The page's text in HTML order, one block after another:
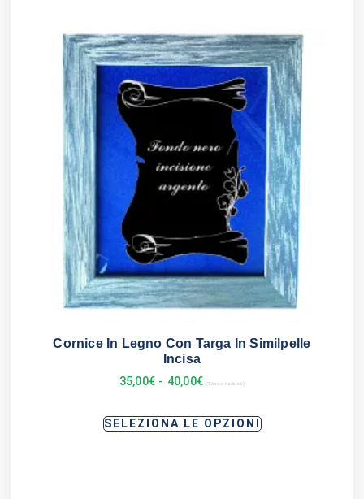
Cornice In Legno Con Targa In Similpelle
Incisa
35,00€ - 40,00€ (Tasse escluse)
SELEZIONA LE OPZIONI